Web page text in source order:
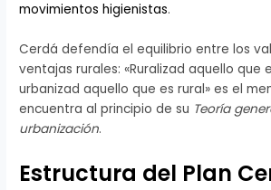
movimientos higienistas.
Cerdá defendía el equilibrio entre los
ventajas rurales: «Ruralizad aquello que
urbanizad aquello que es rural» es el
encuentra al principio de su Teoría
urbanización.
Estructura del Plan